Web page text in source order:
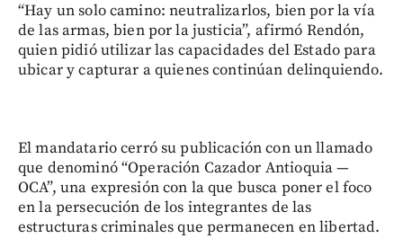
“Hay un solo camino: neutralizarlos, bien por la vía
de las armas, bien por la justicia”, afirmó Rendón,
quien pidió utilizar las capacidades del Estado para
ubicar y capturar a quienes continúan delinquiendo.
El mandatario cerró su publicación con un llamado
que denominó “Operación Cazador Antioquia —
OCA”, una expresión con la que busca poner el foco
en la persecución de los integrantes de las
estructuras criminales que permanecen en libertad.